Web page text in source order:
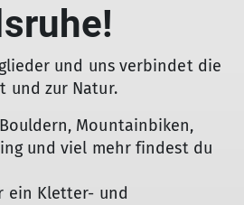
und uns verbindet die
und zur Natur.
Mountainbiken,
und viel mehr findest du
ein Kletter- und